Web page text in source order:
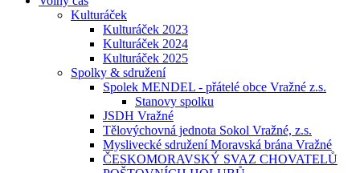
Kulturáček
Kulturáček 2023
Kulturáček 2024
Kulturáček 2025
Spolky & sdružení
Spolek MENDEL - přátelé obce Vražné z.s.
Stanovy spolku
JSDH Vražné
Tělovýchovná jednota Sokol Vražné, z.s.
Myslivecké sdružení Moravská brána Vražné
ČESKOMORAVSKÝ SVAZ CHOVATELŮ